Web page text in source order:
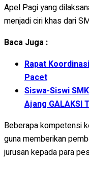
Apel Pagi yang
menjadi ciri khas dari
Baca Juga :
Rapat
Pacet
Siswa-Siswi
Ajang GALAKSI
Beberapa kompetensi
guna memberikan
jurusan kepada para